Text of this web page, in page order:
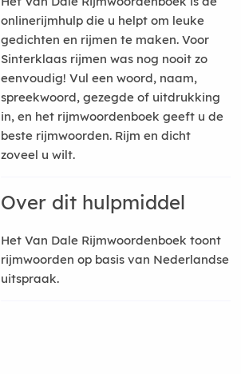
onlinerijmhulp die u helpt om leuke
gedichten en rijmen te maken. Voor
Sinterklaas rijmen was nog nooit zo
eenvoudig! Vul een woord, naam,
spreekwoord, gezegde of uitdrukking
in, en het rijmwoordenboek geeft u de
beste rijmwoorden. Rijm en dicht
zoveel u wilt.
Over dit hulpmiddel
Het Van Dale Rijmwoordenboek toont
rijmwoorden op basis van Nederlandse
uitspraak.